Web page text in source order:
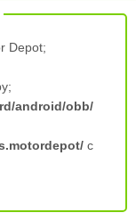
Depot;
android/obb/
с